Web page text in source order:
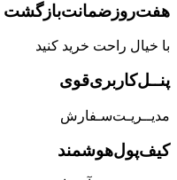
هفت‌روز‌ضمانت‌بازگشت
با خیال راحت خرید کنید
پنــل‌کاربری‌قوی
مدیــریـت‌سـفارش
کیف‌پول‌هوشمند